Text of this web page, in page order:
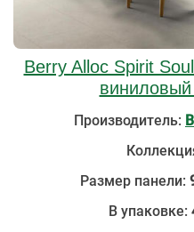
Berry Alloc Spirit
Производитель:
Размер панели:
В упаковке: